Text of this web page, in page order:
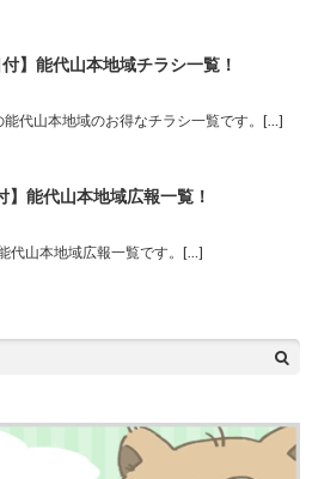
付】能代山本地域チラシ一覧！
能代山本地域のお得なチラシ一覧です。[…]
】能代山本地域広報一覧！
代山本地域広報一覧です。[…]